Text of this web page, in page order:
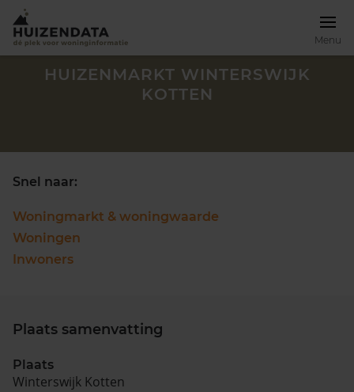
Menu
Vragen? Neem contact met ons op
HUIZENMARKT WINTERSWIJK
KOTTEN
Snel naar:
Woningmarkt & woningwaarde
Woningen
Inwoners
Plaats samenvatting
Plaats
Winterswijk Kotten